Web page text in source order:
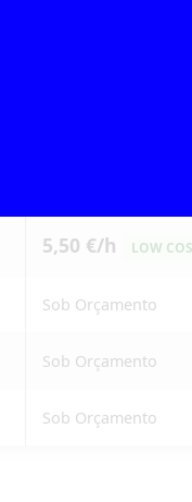
5,50 €/h LOW
Sob Orçamento
Sob Orçamento
Sob Orçamento